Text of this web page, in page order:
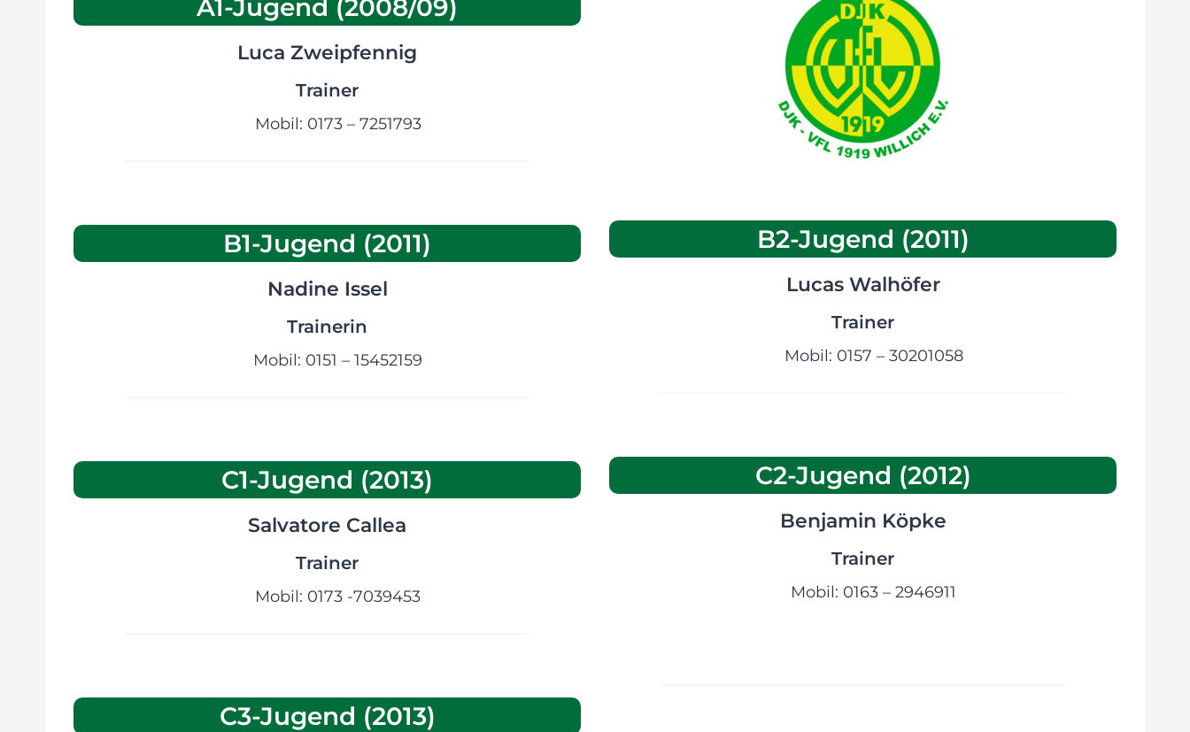
A1-Jugend (2008/09)
Luca Zweipfennig
Trainer
Mobil: 0173 – 7251793
B1-Jugend (2011)
Nadine Issel
Trainerin
Mobil: 0151 – 15452159
C1-Jugend (2013)
Salvatore Callea
Trainer
Mobil: 0173 -7039453
C3-Jugend (2013)
B2-Jugend (2011)
Lucas Walhöfer
Trainer
Mobil: 0157 – 30201058
C2-Jugend (2012)
Benjamin Köpke
Trainer
Mobil: 0163 – 2946911